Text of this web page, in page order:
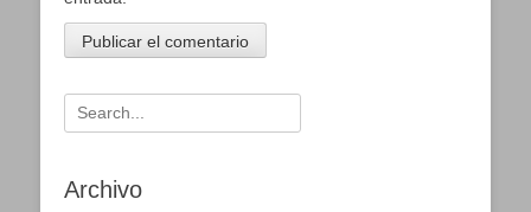
Buscar:
Archivo